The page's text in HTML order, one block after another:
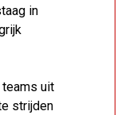
in
uit
strijden